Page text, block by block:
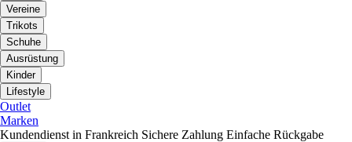
Vereine
Trikots
Schuhe
Ausrüstung
Kinder
Lifestyle
Outlet
Marken
Kundendienst in Frankreich Sichere Zahlung Einfache Rückgabe